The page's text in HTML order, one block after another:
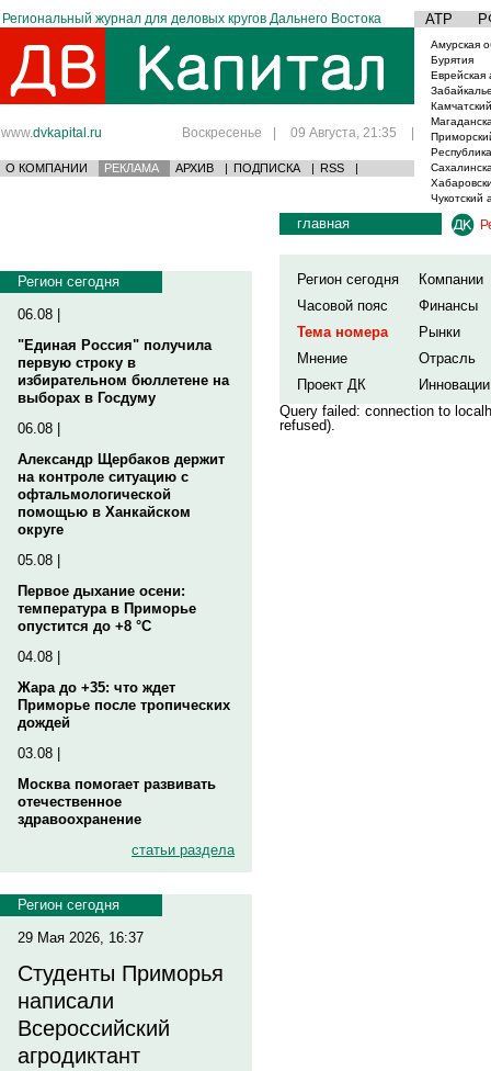
Региональный журнал для деловых кругов Дальнего Востока АТР
www.dvkapital.ru Воскресенье | 09 Августа, 21:35 |
О КОМПАНИИ РЕКЛАМА АРХИВ | ПОДПИСКА | RSS |
Амурская
Бурятия
Еврейская
Чукотский
Регион сегодня
06.08 |
"Единая Россия" получила
первую строку в
избирательном бюллетене на
выборах в Госдуму
06.08 |
Александр Щербаков держит
на контроле ситуацию с
офтальмологической
помощью в Ханкайском
округе
05.08 |
Первое дыхание осени:
температура в Приморье
опустится до +8 °C
04.08 |
Жара до +35: что ждет
Приморье после тропических
дождей
03.08 |
Москва помогает развивать
отечественное
здравоохранение
статьи раздела
Регион сегодня
29 Мая 2026, 16:37
Студенты Приморья
написали
Всероссийский
агродиктант
главная
Регион сегодня
Компании
Часовой пояс
Финансы
Тема номера
Рынки
Мнение
Отрасль
Проект ДК
Инновации
Query failed: connection to
refused).